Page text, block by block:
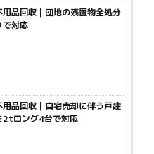
用品回収｜団地の残置物全処分
で対応
用品回収｜自宅売却に伴う戸建
2tロング4台で対応